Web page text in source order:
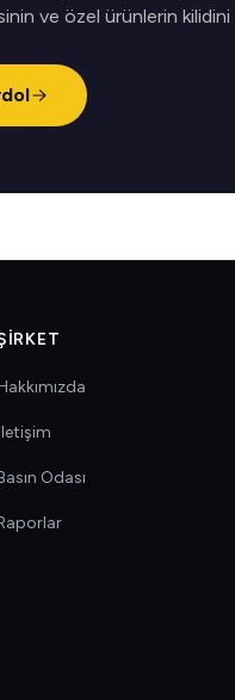
ve özel ürünlerin kilidini
Odası